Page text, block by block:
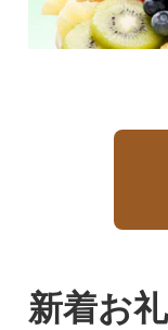
新着お